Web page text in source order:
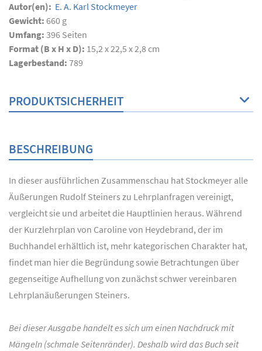
Autor(en): E. A. Karl Stockmeyer
Gewicht: 660 g
Umfang: 396 Seiten
Format (B x H x D): 15,2 x 22,5 x 2,8 cm
Lagerbestand: 789
PRODUKTSICHERHEIT
BESCHREIBUNG
In dieser ausführlichen Zusammenschau hat Stockmeyer alle
Äußerungen Rudolf Steiners zu Lehrplanfragen vereinigt,
vergleicht sie und arbeitet die Hauptlinien heraus. Während
der Kurzlehrplan von Caroline von Heydebrand, der im
Buchhandel erhältlich ist, mehr kategorischen Charakter hat,
findet man hier die Begründung sowie Betrachtungen über
gegenseitige Aufhellung von zunächst schwer vereinbaren
Lehrplanäußerungen Steiners.
Bei dieser Ausgabe handelt es sich um einen Nachdruck mit
Mängeln (schmale Seitenränder). Deshalb wird das Buch seit